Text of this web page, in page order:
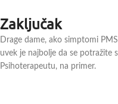
Zaključak
Drage dame, ako simptomi
uvek je najbolje da se potražite
Psihoterapeutu, na primer.